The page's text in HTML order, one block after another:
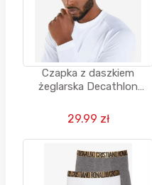
Czapka z daszkiem
żeglarska Decathlon
29.99 zł